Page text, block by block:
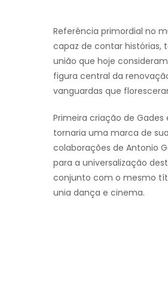
Referência primordial no
capaz de contar histórias,
união que hoje
figura central da
vanguardas que
Primeira criação de
tornaria uma marca de
colaborações de Antonio
para a universalização
conjunto com o mesmo
unia dança e cinema.